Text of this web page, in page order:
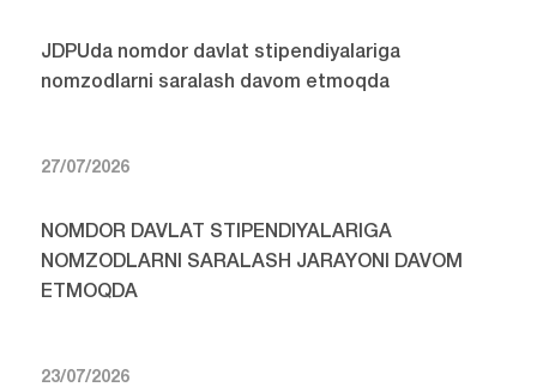
JDPUda nomdor davlat stipendiyalariga
nomzodlarni saralash davom etmoqda
27/07/2026
NOMDOR DAVLAT STIPENDIYALARIGA
NOMZODLARNI SARALASH JARAYONI DAVOM
ETMOQDA
23/07/2026